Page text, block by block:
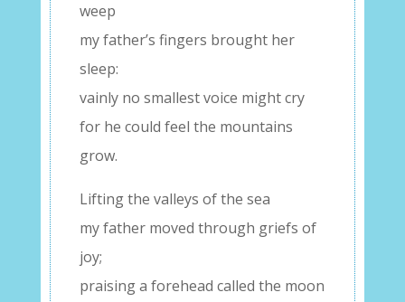
weep
my father’s fingers brought her
sleep:
vainly no smallest voice might cry
for he could feel the mountains
grow.
Lifting the valleys of the sea
my father moved through griefs of
joy;
praising a forehead called the moon